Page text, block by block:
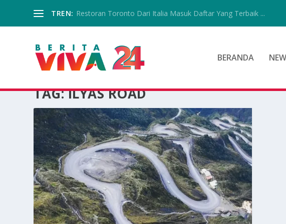
TREN: Restoran Toronto Dari Italia Masuk Daftar Yang Terbaik ...
BERANDA
TAG:ILYAS ROAD